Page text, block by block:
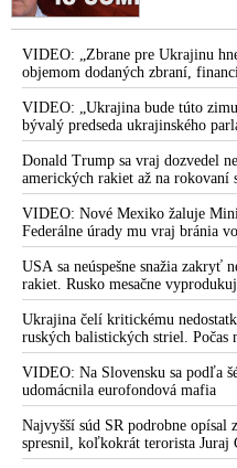
VIDEO: „Zbrane pre Ukrajinu
objemom dodaných zbraní,
tlaku na nepriateľa,“ povedal
ukrajinským diplomatom v
že USA Ukrajine nedodajú
VIDEO: „Ukrajina bude túto
bývalý predseda ukrajinského
Donald Trump sa vraj dozvedel
amerických rakiet až na
Camp David v Marylande, a
Irán. Prezident USA sa pre to
bol presvedčený o opaku
VIDEO: Nové Mexiko žaluje
Federálne úrady mu vraj bránia
organizátora pedofilnej siete
dve dievčatá zo zahraničia, ktoré
fetišistického sexu, pochovali v
štáte
USA sa neúspešne snažia zakryť
rakiet. Rusko mesačne
všetci producenti systémov
Ukrajina čelí kritickému
ruských balistických striel. Počas
nepodarilo zostreliť ani jednu.
prostredníctvom NATO
VIDEO: Na Slovensku sa podľa
udomácnila eurofondová mafia
Najvyšší súd SR podrobne opísal
spresnil, koľkokrát terorista Juraj